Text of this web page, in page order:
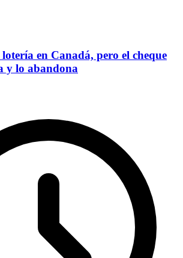
en Canadá, pero el cheque
y lo abandona